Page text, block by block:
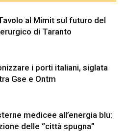
al Mimit sul futuro del
di Taranto
i porti italiani, siglata
Gse e Ontm
medicee all’energia blu:
delle “città spugna”